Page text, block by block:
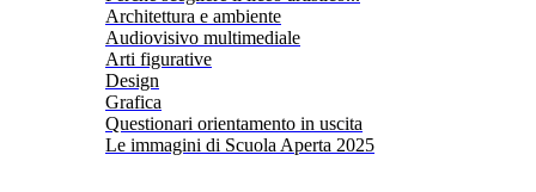
Architettura e ambiente
Audiovisivo multimediale
Arti figurative
Design
Grafica
Questionari orientamento in uscita
Le immagini di Scuola Aperta 2025